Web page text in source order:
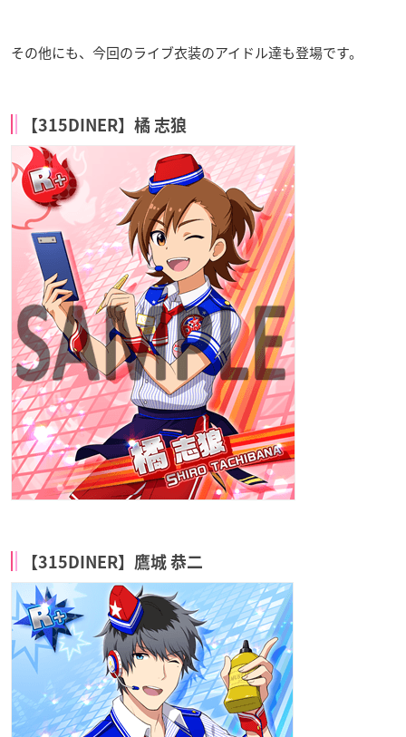
その他にも、今回のライブ衣装のアイドル達も登場です。
【315DINER】橘 志狼
【315DINER】鷹城 恭二